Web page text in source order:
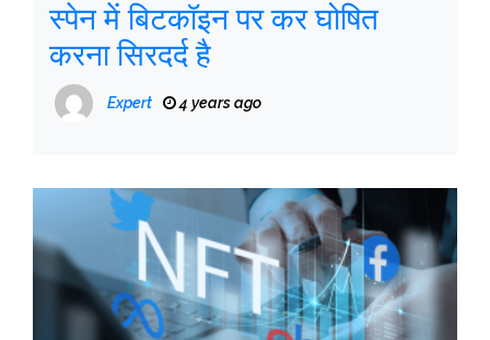
स्पेन में बिटकॉइन पर कर घोषित
करना सिरदर्द है
Expert 4 years ago